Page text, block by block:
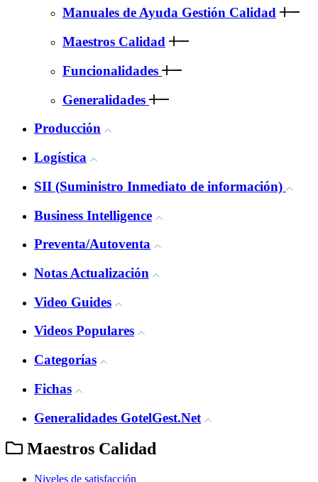
Manuales de Ayuda Gestión Calidad
Maestros Calidad
Funcionalidades
Generalidades
Producción
Logística
SII (Suministro Inmediato de información)
Business Intelligence
Preventa/Autoventa
Notas Actualización
Video Guides
Videos Populares
Categorías
Fichas
Generalidades GotelGest.Net
Maestros Calidad
Niveles de satisfacción